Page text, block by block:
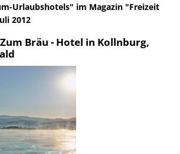
Urlaubshotels" im Magazin "Freizeit
2012
Bräu - Hotel in Kollnburg,